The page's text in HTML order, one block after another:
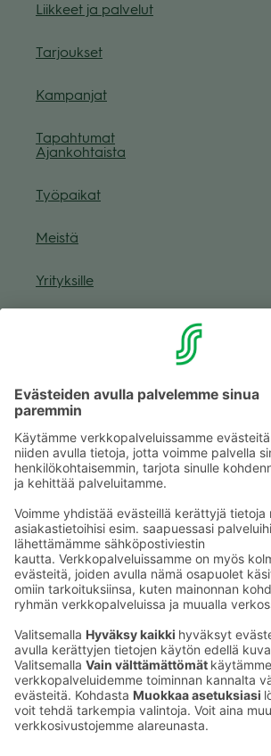
Liik­keet ja pal­ve­lut
Tar­jouk­set
Kam­pan­jat
Tapah­tu­mat
Ajan­koh­taista
Työ­pai­kat
Meistä
Yri­tyk­sille
Muuta eväs­tea­se­tuk­sia &
Tie­to­suo­ja­se­loste (Arina)
Kaup­pa­kes­kus
Ma-pe
9–20
La
9–19
Su
11–18
Katso poik­keus­au­kio­lottäältä
Iso­katu 22–25,
90100 Oulu